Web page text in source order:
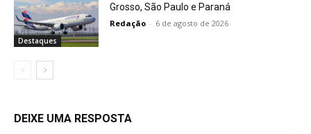
Destaques
Grosso, São Paulo e Paraná
Redação - 6 de agosto de 2026
DEIXE UMA RESPOSTA